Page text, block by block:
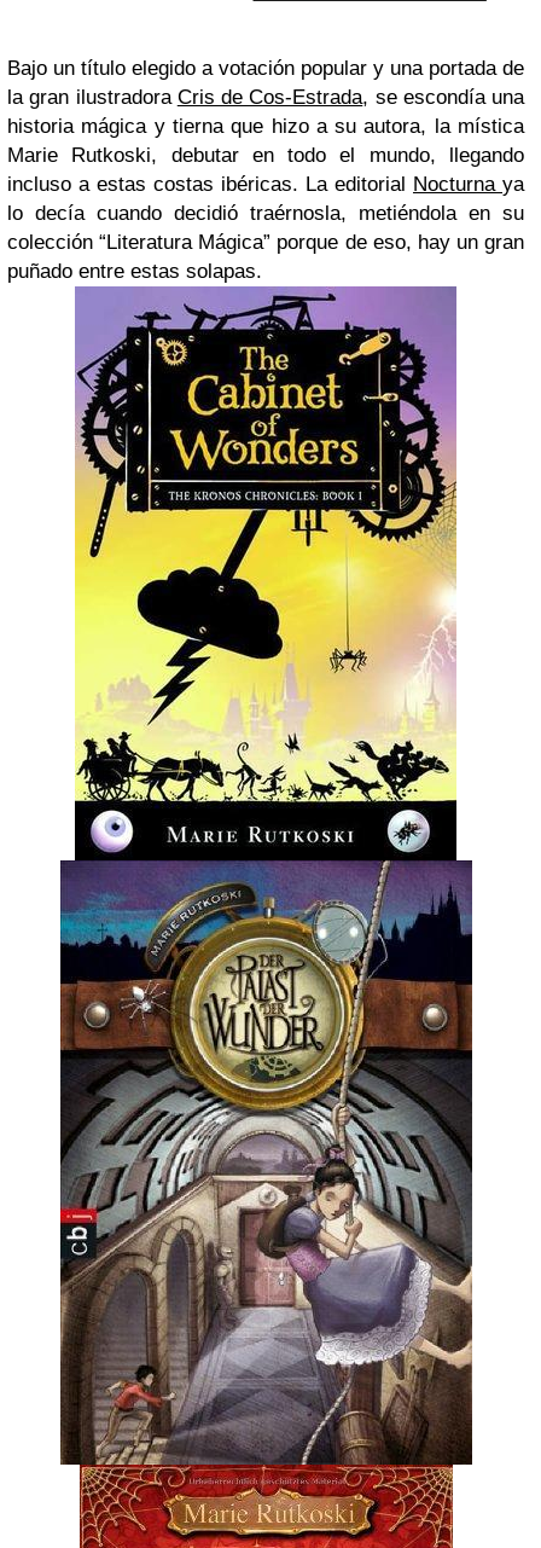
Bajo un título elegido a votación popular y una portada de
la gran ilustradora Cris de Cos-Estrada, se escondía una
historia mágica y tierna que hizo a su autora, la mística
Marie Rutkoski, debutar en todo el mundo, llegando
incluso a estas costas ibéricas. La editorial Nocturna ya
lo decía cuando decidió traérnosla, metiéndola en su
colección “Literatura Mágica” porque de eso, hay un gran
puñado entre estas solapas.